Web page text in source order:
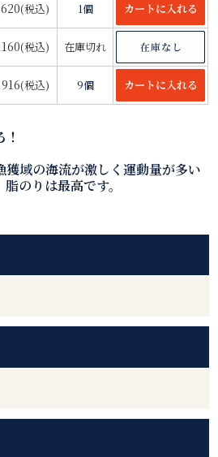
(税込) 1個
(税込) 在庫切れ
(税込) 9個
域の海流が激しく運動量が多い
のりは最高です。